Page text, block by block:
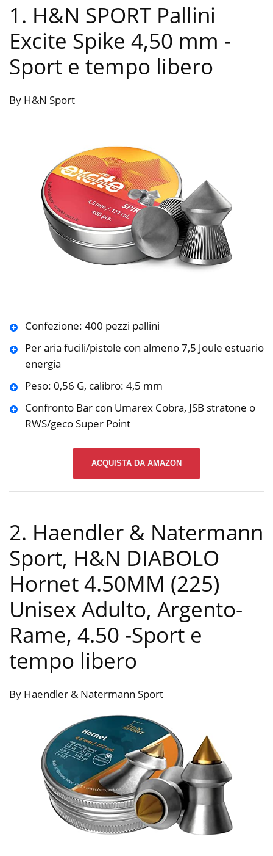
1. H&N SPORT Pallini
Excite Spike 4,50 mm -
Sport e tempo libero
By H&N Sport
Confezione: 400 pezzi pallini
Per aria fucili/pistole con almeno 7,5 Joule estuario
energia
Peso: 0,56 G, calibro: 4,5 mm
Confronto Bar con Umarex Cobra, JSB stratone o
RWS/geco Super Point
ACQUISTA DA AMAZON
2. Haendler & Natermann
Sport, H&N DIABOLO
Hornet 4.50MM (225)
Unisex Adulto, Argento-
Rame, 4.50 -Sport e
tempo libero
By Haendler & Natermann Sport